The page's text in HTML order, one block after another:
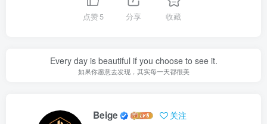
点赞5 分享 收藏
Every day is beautiful if you choose to see it.
如果你愿意去发现，其实每一天都很美
Beige 关注